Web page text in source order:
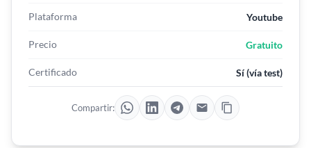
Plataforma Youtube
Precio Gratuito
Certificado Sí (vía test)
Compartir: